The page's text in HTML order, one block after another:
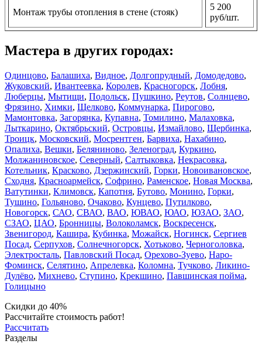
Монтаж трубы отопления в стене (стояк)
5 200
руб/шт.
Мастера в других городах:
Одинцово, Балашиха, Видное, Долгопрудный, Домодедово,
Жуковский, Ивантеевка, Королев, Красногорск, Лобня,
Люберцы, Мытищи, Подольск, Пушкино, Реутов, Солнцево,
Фрязино, Химки, Щелково, Коммунарка, Пирогово,
Мамонтовка, Загорянка, Купавна, Томилино, Малаховка,
Лыткарино, Октябрьский, Островцы, Измайлово, Щербинка,
Троицк, Московский, Мосрентген, Барвиха, Нахабино,
Опалиха, Вешки, Беляниново, Зеленоград, Куркино,
Молжаниновское, Северный, Салтыковка, Некрасовка,
Котельник, Красково, Дзержинский, Горки, Новоивановское,
Сходня, Красноармейск, Софрино, Раменское, Новая Москва,
Ватутинки, Климовск, Капотня, Бутово, Монино, Горки,
Тушино, Гольяново, Очаково, Кунцево, Путилково,
Новогорск, САО, СВАО, ВАО, ЮВАО, ЮАО, ЮЗАО, ЗАО,
СЗАО, ЦАО, Бронницы, Волоколамск, Воскресенск,
Звенигород, Кашира, Кубинка, Можайск, Ногинск, Сергиев
Посад, Серпухов, Солнечногорск, Хотьково, Черноголовка,
Электросталь, Павловский Посад, Орехово-Зуево, Наро-
Фоминск, Селятино, Апрелевка, Коломна, Тучково, Ликино-
Дулёво, Михнево, Ступино, Крекшино, Павшинская пойма,
Голицыно
Скидки до 40%
Рассчитайте стоимость работ!
Рассчитать
Разделы